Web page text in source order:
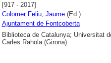
[917 - 2017]
Colomer Feliu, Jaume(Ed.)
Ajuntament de Fontcoberta
Biblioteca de Catalunya; Universitat
Carles Rahola (Girona)